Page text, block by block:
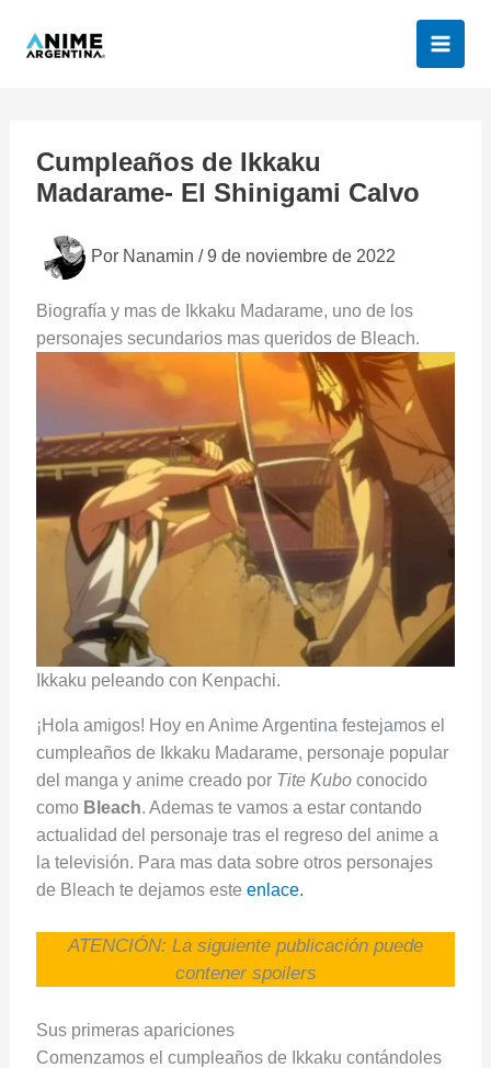
Cumpleaños de Ikkaku
Madarame- El Shinigami Calvo
Por Nanamin /9 de noviembre de 2022
Biografía y mas de Ikkaku Madarame, uno de los
personajes secundarios mas queridos de Bleach.
Ikkaku peleando con Kenpachi.
¡Hola amigos! Hoy en Anime Argentina festejamos el
cumpleaños de Ikkaku Madarame, personaje popular
del manga y anime creado por Tite Kuboconocido
como Bleach. Ademas te vamos a estar contando
actualidad del personaje tras el regreso del anime a
la televisión. Para mas data sobre otros personajes
de Bleach te dejamos este enlace.
ATENCIÓN: La siguiente publicación puede
contener spoilers
Sus primeras apariciones
Comenzamos el cumpleaños de Ikkaku contándoles